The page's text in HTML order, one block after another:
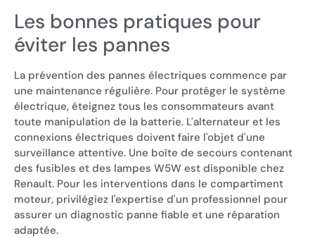
Les bonnes pratiques pour
éviter les pannes
La prévention des pannes électriques commence par
une maintenance régulière. Pour protéger le système
électrique, éteignez tous les consommateurs avant
toute manipulation de la batterie. L'alternateur et les
connexions électriques doivent faire l'objet d'une
surveillance attentive. Une boîte de secours contenant
des fusibles et des lampes W5W est disponible chez
Renault. Pour les interventions dans le compartiment
moteur, privilégiez l'expertise d'un professionnel pour
assurer un diagnostic panne fiable et une réparation
adaptée.